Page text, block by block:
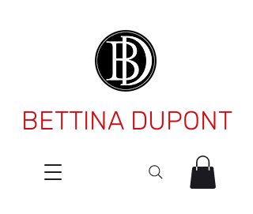
BETTINA DUPONT